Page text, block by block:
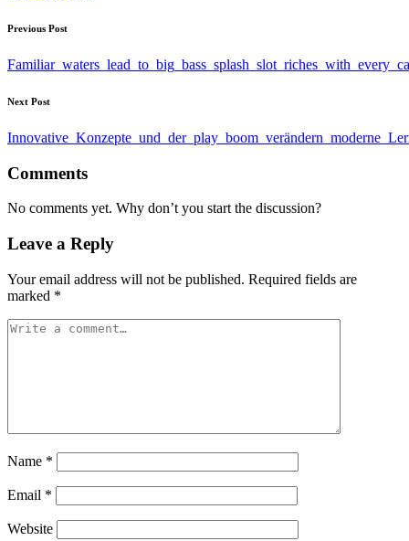
Post
navigation
Previous Post
Next Post
Comments
No comments yet. Why don’t you start the discussion?
Leave a Reply
Your email address will not be published. Required fields are
marked *
Name *
Email *
Website